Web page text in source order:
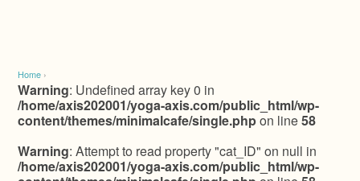
Home ›
Warning: Undefined array key 0 in
/home/axis202001/yoga-axis.com/public_html/wp-
content/themes/minimalcafe/single.phpon line58
Warning: Attempt to read property "cat_ID" on null in
/home/axis202001/yoga-axis.com/public_html/wp-